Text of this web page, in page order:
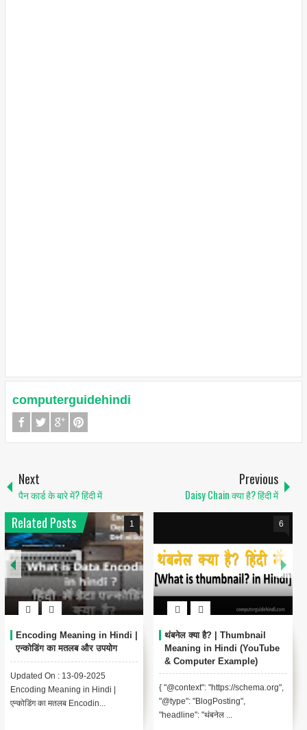
computerguidehindi
Next
पैन कार्ड के बारे में? हिंदी में
Previous
Daisy Chain क्या है? हिंदी में
Related Posts 1
Encoding Meaning in Hindi |
एन्कोडिंग का मतलब और उपयोग
Updated On : 13-09-2025
Encoding Meaning in Hindi |
एन्कोडिंग का मतलब Encodin...
6
थंबनेल क्या है? | Thumbnail
Meaning in Hindi (YouTube
& Computer Example)
{ "@context": "https://schema.org",
"@type": "BlogPosting",
"headline": "थंबनेल ...